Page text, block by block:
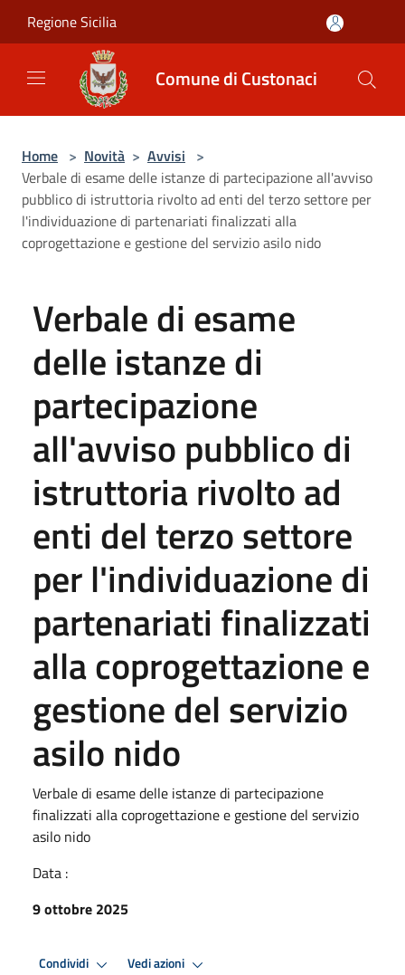
Regione Sicilia
Comune di Custonaci
Home > Novità > Avvisi >
Verbale di esame delle istanze di partecipazione all'avviso
pubblico di istruttoria rivolto ad enti del terzo settore per
l'individuazione di partenariati finalizzati alla
coprogettazione e gestione del servizio asilo nido
Verbale di esame
delle istanze di
partecipazione
all'avviso pubblico di
istruttoria rivolto ad
enti del terzo settore
per l'individuazione di
partenariati finalizzati
alla coprogettazione e
gestione del servizio
asilo nido
Verbale di esame delle istanze di partecipazione
finalizzati alla coprogettazione e gestione del servizio
asilo nido
Data :
9 ottobre 2025
Condividi Vedi azioni